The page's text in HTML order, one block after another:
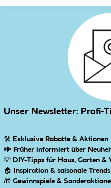
Unser Newsletter: Profi-
🛠 Exklusive Rabatte & Aktionen
🕪 Früher informiert über
💡 DIY-Tipps für Haus, Garten &
🏠
Inspiration & saisonale Trends
🎁 Gewinnspiele &